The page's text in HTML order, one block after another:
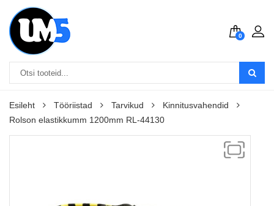
0
Esileht Tööriistad Tarvikud
Kinnitusvahendid
Rolson elastikkumm 1200mm RL-44130